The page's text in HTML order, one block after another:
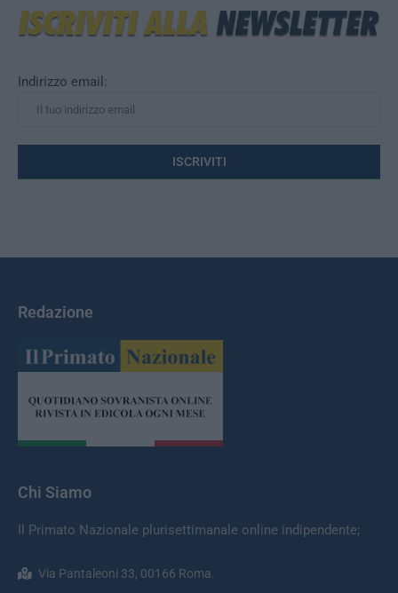
Indirizzo email:
Redazione
Chi Siamo
Il Primato Nazionale plurisettimanale online indipendente;
Via Pantaleoni 33, 00166 Roma.